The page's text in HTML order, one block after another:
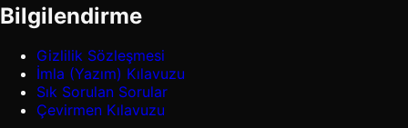
Bilgilendirme
Gizlilik Sözleşmesi
İmla (Yazım) Kılavuzu
Sık Sorulan Sorular
Çevirmen Kılavuzu